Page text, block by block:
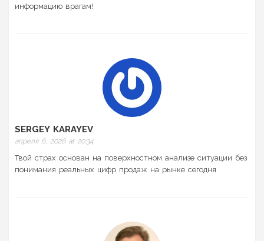
информацию врагам!
SERGEY KARAYEV
апреля 6, 2026 at 20:34
Твой страх основан на поверхностном анализе ситуации без
понимания реальных цифр продаж на рынке сегодня